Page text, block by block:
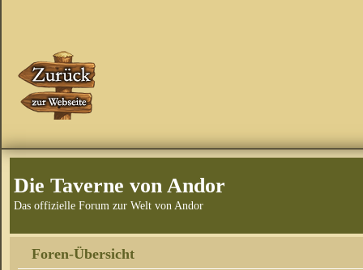
Die Taverne von Andor
Das offizielle Forum zur Welt von Andor
Foren-Übersicht